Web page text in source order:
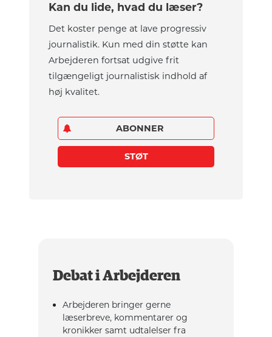
Kan du lide, hvad du læser?
Det koster penge at lave progressiv
journalistik. Kun med din støtte kan
Arbejderen fortsat udgive frit
tilgængeligt journalistisk indhold af
høj kvalitet.
ABONNER
STØT
Debat i Arbejderen
Arbejderen bringer gerne
læserbreve, kommentarer og
kronikker samt udtalelser fra